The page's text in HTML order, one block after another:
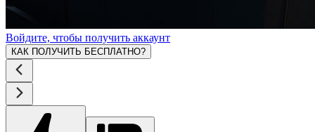
Войдите, чтобы получить аккаунт
КАК ПОЛУЧИТЬ БЕСПЛАТНО?